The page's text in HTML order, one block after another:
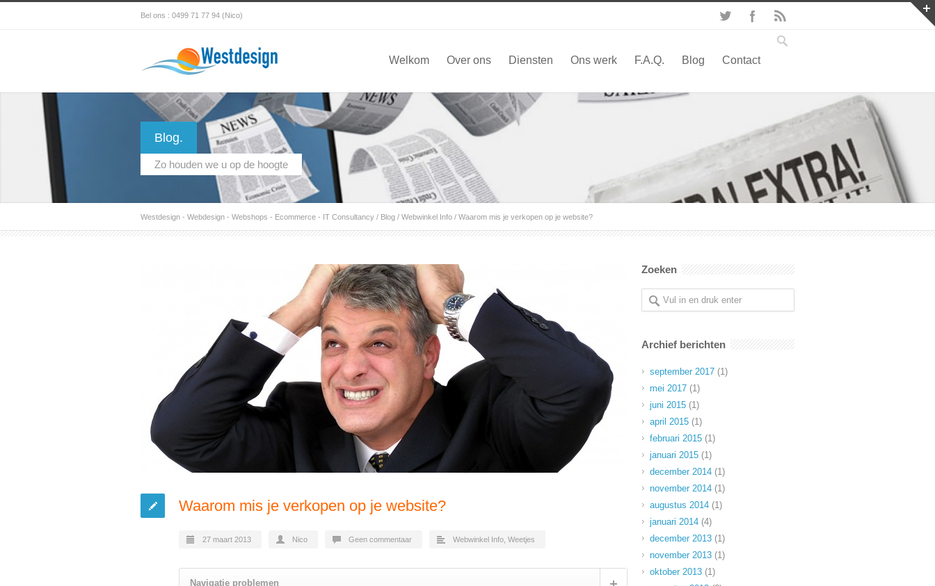
Bel ons : 0499 71 77 94 (Nico)
Welkom Over ons Diensten Ons werk F.A.Q. Blog Contact
Blog.
Zo houden we u op de hoogte
Westdesign - Webdesign - Webshops - Ecommerce - IT Consultancy / Blog / Webwinkel Info / Waarom mis je verkopen op je website?
Waarom mis je verkopen op je website?
27 maart 2013 Nico Geen commentaar Webwinkel Info Weetjes
Navigatie problemen
Zoeken
Archief berichten
september 2017 (1)
mei 2017 (1)
juni 2015 (1)
april 2015 (1)
februari 2015 (1)
januari 2015 (1)
december 2014 (1)
november 2014 (1)
augustus 2014 (1)
januari 2014 (4)
december 2013 (1)
november 2013 (1)
oktober 2013 (1)